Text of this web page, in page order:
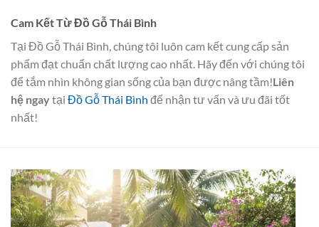
Cam Kết Từ Đồ Gỗ Thái Bình
Tại Đồ Gỗ Thái Bình, chúng tôi luôn cam kết cung cấp sản
phẩm đạt chuẩn chất lượng cao nhất. Hãy đến với chúng tôi
để tắm nhìn không gian sống của bạn được nâng tầm!Liên
hệ ngaytại Đồ Gỗ Thái Bình để nhận tư vấn và ưu đãi tốt
nhất!